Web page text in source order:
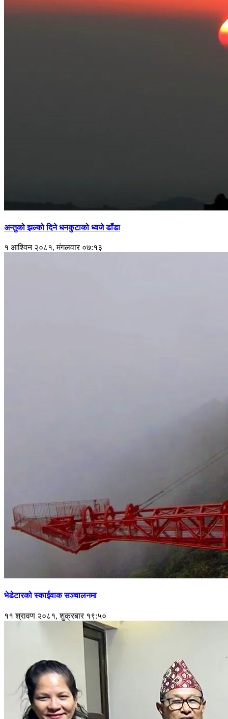
अन्तुको झल्को दिने धनकुटाको ध्वजे डाँडा
१ आश्विन २०८१, मंगलवार ०७:१३
भेडेटारको स्काईवाक सञ्चालनमा
११ श्रावण २०८१, शुक्रबार १९:५०